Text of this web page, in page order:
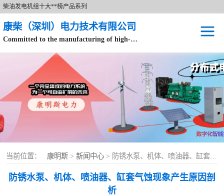
柴油发电机组十大**榜产品系列
康柴（深圳）电力技术有限公司
Committed to the manufacturing of high-end brand diesel generator sets.
当前位置： 康明斯 > 新闻中心 > 防锈水泵、机体、喷油器、缸套气蚀现象产生原因剖析
防锈水泵、机体、喷油器、缸套气蚀现象产生原因剖
析
静音型
移动电站
康明斯配件